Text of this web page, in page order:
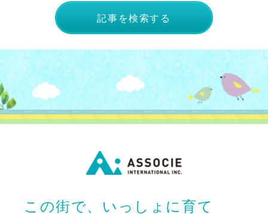
記事を検索する
この街で、いっしょに育て